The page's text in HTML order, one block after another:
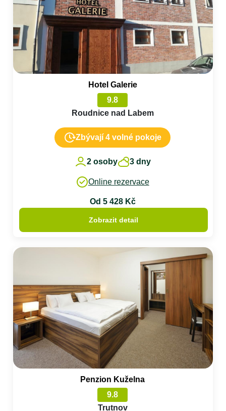
Hotel Galerie
9.8
Roudnice nad Labem
Zbývají 4 volné pokoje
2 osoby 3 dny
Online rezervace
Od 5 428 Kč
Zobrazit detail
Penzion Kuželna
9.8
Trutnov